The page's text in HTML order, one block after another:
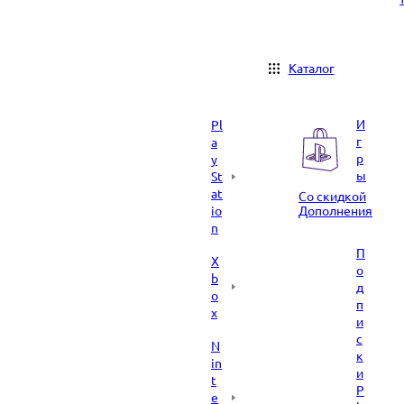
Каталог
Pl
a
y
St
at
io
n
X
b
o
x
N
in
t
e
И
г
р
ы
Со скидкой
Дополнения
П
о
д
п
и
с
к
и
P